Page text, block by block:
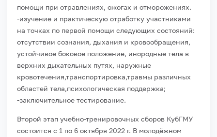
помощи при отравлениях, ожогах и отморожениях.
-изучение и практическую отработку участниками
на точках по первой помощи следующих состояний:
отсутствии сознания, дыхания и кровообращения,
устойчивое боковое положение, инородные тела в
верхних дыхательных путях, наружные
кровотечения,транспортировка,травмы различных
областей тела,психологическая поддержка;
-заключительное тестирование.
Второй этап учебно-тренировочных сборов КубГМУ
состоится с 1 по 6 октября 2022 г. В молодёжном